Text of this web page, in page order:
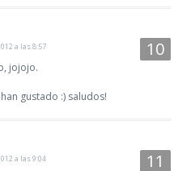
a las 8:57
jojojo.
gustado :) saludos!
a las 9:04